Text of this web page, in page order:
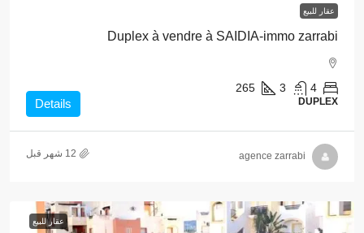
عقار للبيع
Duplex à vendre à SAIDIA-immo zarrabi
4
3
265
DUPLEX
Details
agence zarrabi
عقار للبيع